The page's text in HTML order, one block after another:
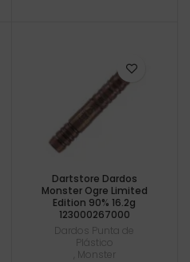
Dartstore Dardos
Monster Ogre Limited
Edition 90% 16.2g
123000267000
Dardos Punta de
Plástico
Monster